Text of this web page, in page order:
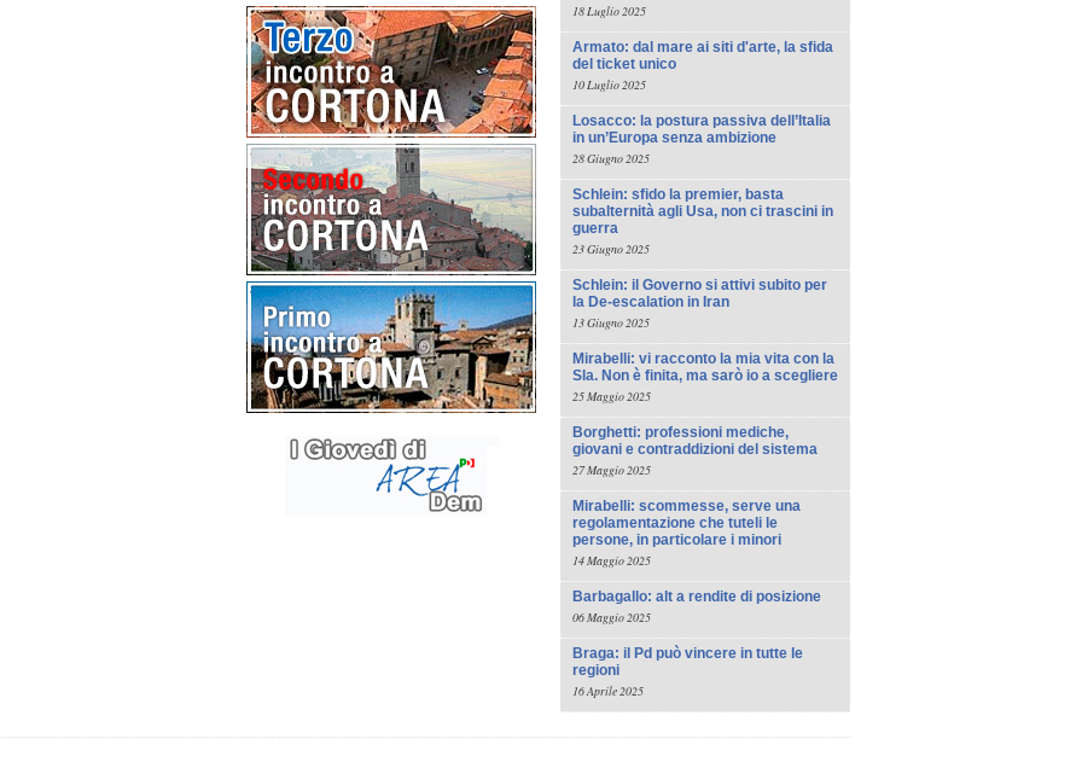
18 Luglio 2025
Armato: dal mare ai siti d'arte, la sfida
del ticket unico
10 Luglio 2025
Losacco: la postura passiva dell’Italia
in un’Europa senza ambizione
28 Giugno 2025
Schlein: sfido la premier, basta
subalternità agli Usa, non ci trascini in
guerra
23 Giugno 2025
Schlein: il Governo si attivi subito per
la De-escalation in Iran
13 Giugno 2025
Mirabelli: vi racconto la mia vita con la
Sla. Non è finita, ma sarò io a scegliere
25 Maggio 2025
Borghetti: professioni mediche,
giovani e contraddizioni del sistema
27 Maggio 2025
Mirabelli: scommesse, serve una
regolamentazione che tuteli le
persone, in particolare i minori
14 Maggio 2025
Barbagallo: alt a rendite di posizione
06 Maggio 2025
Braga: il Pd può vincere in tutte le
regioni
16 Aprile 2025